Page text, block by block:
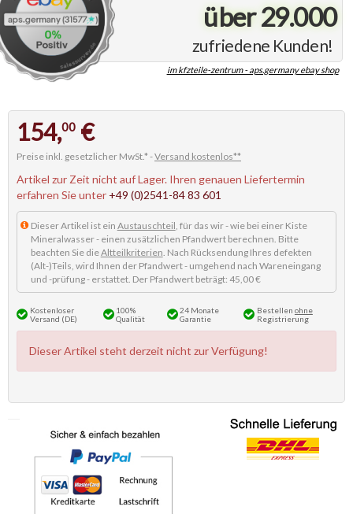
über 29.000
zufriedene Kunden!
im kfzteile-zentrum - aps.germany ebay shop
154,00 €
Preise inkl. gesetzlicher MwSt.* -Versand kostenlos**
Artikel zur Zeit nicht auf Lager. Ihren genauen Liefertermin
erfahren Sie unter +49 (0)2541-84 83 601
Dieser Artikel ist ein Austauschteil , für das wir - wie bei einer Kiste
Mineralwasser - einen zusätzlichen Pfandwert berechnen. Bitte
beachten Sie dieAltteilkriterien . Nach Rücksendung Ihres defekten
(Alt-)Teils, wird Ihnen der Pfandwert - umgehend nach Wareneingang
und -prüfung - erstattet. Der Pfandwert beträgt: 45,00 €
Kostenloser
Versand (DE)
100%
Qualität
24 Monate
Garantie
Bestellen ohne
Registrierung
Dieser Artikel steht derzeit nicht zur Verfügung!